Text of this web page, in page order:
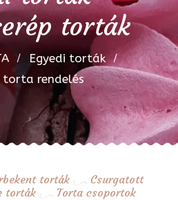
torták
Egyedi torták
torta rendelés
torták
Csurgatott
torták Torta csoportok